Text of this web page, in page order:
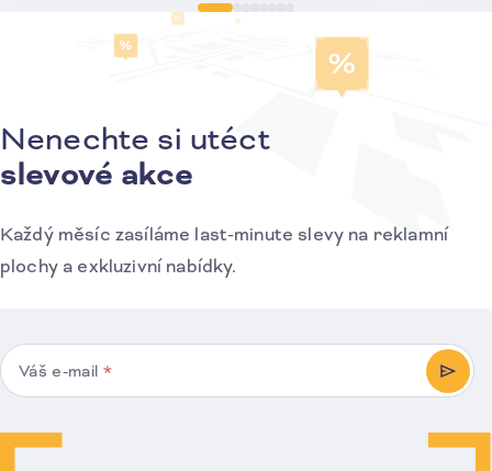
Přihlášení k odběru novinek
Nenechte si utéct
slevové akce
Každý měsíc zasíláme last-minute slevy na reklamní
plochy a exkluzivní nabídky.
Váš e-mail *